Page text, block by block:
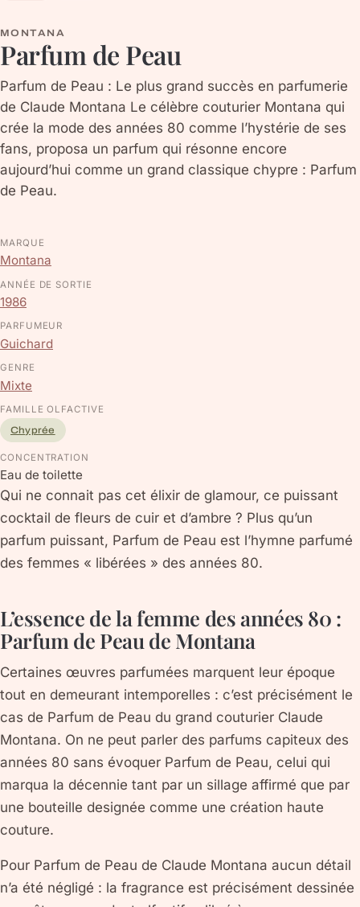
MONTANA
Parfum de Peau
Parfum de Peau : Le plus grand succès en parfumerie
de Claude Montana Le célèbre couturier Montana qui
crée la mode des années 80 comme l’hystérie de ses
fans, proposa un parfum qui résonne encore
aujourd’hui comme un grand classique chypre : Parfum
de Peau.
MARQUE
Montana
ANNÉE DE SORTIE
1986
PARFUMEUR
Guichard
GENRE
Mixte
FAMILLE OLFACTIVE
Chyprée
CONCENTRATION
Eau de toilette
Qui ne connait pas cet élixir de glamour, ce puissant
cocktail de fleurs de cuir et d’ambre ? Plus qu’un
parfum puissant, Parfum de Peau est l’hymne parfumé
des femmes « libérées » des années 80.
L’essence de la femme des années 80 :
Parfum de Peau de Montana
Certaines œuvres parfumées marquent leur époque
tout en demeurant intemporelles : c’est précisément le
cas de Parfum de Peau du grand couturier Claude
Montana. On ne peut parler des parfums capiteux des
années 80 sans évoquer Parfum de Peau, celui qui
marqua la décennie tant par un sillage affirmé que par
une bouteille designée comme une création haute
couture.
Pour Parfum de Peau de Claude Montana aucun détail
n’a été négligé : la fragrance est précisément dessinée